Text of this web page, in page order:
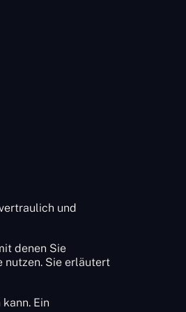
und
denen Sie
nutzen. Sie erläutert
Ein